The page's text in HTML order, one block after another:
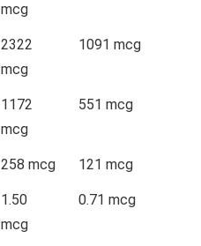
mcg
2322
mcg
1091 mcg
1172
mcg
551 mcg
258 mcg 121 mcg
1.50
mcg
0.71 mcg